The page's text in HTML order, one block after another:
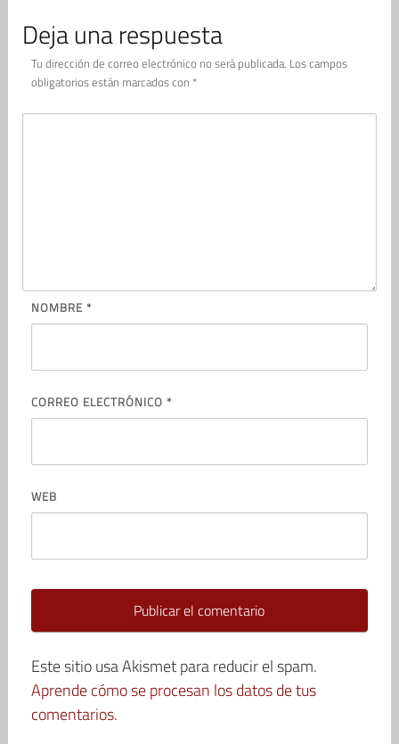
Deja una respuesta
Tu dirección de correo electrónico no será publicada. Los campos
obligatorios están marcados con *
NOMBRE *
CORREO ELECTRÓNICO *
WEB
Este sitio usa Akismet para reducir el spam.
Aprende cómo se procesan los datos de tus
comentarios.